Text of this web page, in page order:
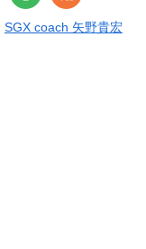
SGX coach 矢野貴宏